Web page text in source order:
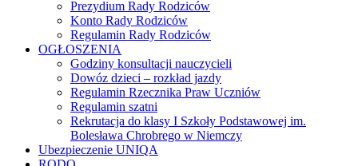
Prezydium Rady Rodziców
Konto Rady Rodziców
Regulamin Rady Rodziców
OGŁOSZENIA
Godziny konsultacji nauczycieli
Dowóz dzieci – rozkład jazdy
Regulamin Rzecznika Praw Uczniów
Regulamin szatni
Rekrutacja do klasy I Szkoły Podstawowej im.
Bolesława Chrobrego w Niemczy
Ubezpieczenie UNIQA